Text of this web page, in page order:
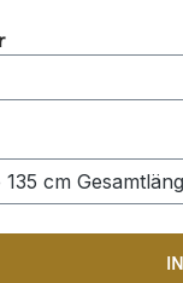
auswählen
Gib